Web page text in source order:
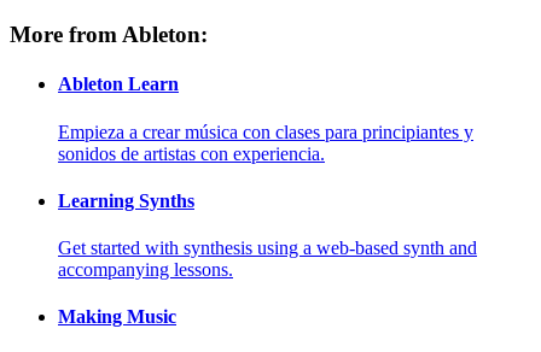
More from Ableton:
Ableton Learn
Empieza a crear música con clases para principiantes y
sonidos de artistas con experiencia.
Learning Synths
Get started with synthesis using a web-based synth and
accompanying lessons.
Making Music